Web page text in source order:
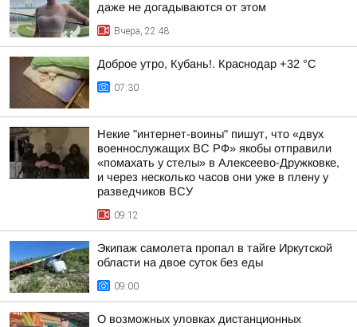
даже не догадываются от этом
Вчера, 22:48
Доброе утро, Кубань!. Краснодар +32 °С
07:30
Некие "интернет-воины" пишут, что «двух
военнослужащих ВС РФ» якобы отправили
«помахать у стелы» в Алексеево-Дружковке,
и через несколько часов они уже в плену у
разведчиков ВСУ
09:12
Экипаж самолета пропал в тайге Иркутской
области на двое суток без еды
09:00
О возможных уловках дистанционных